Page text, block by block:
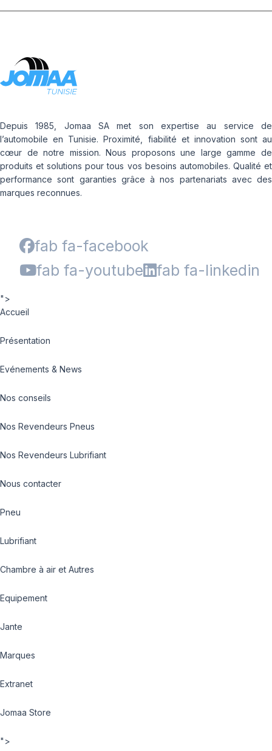
Depuis 1985, Jomaa SA met son expertise au service de
l’automobile en Tunisie. Proximité, fiabilité et innovation sont au
cœur de notre mission. Nous proposons une large gamme de
produits et solutions pour tous vos besoins automobiles. Qualité et
performance sont garanties grâce à nos partenariats avec des
marques reconnues.
fab fa-facebook
fab fa-youtube
fab fa-linkedin
">
Accueil
Présentation
Evénements & News
Nos conseils
Nos Revendeurs Pneus
Nos Revendeurs Lubrifiant
Nous contacter
Pneu
Lubrifiant
Chambre à air et Autres
Equipement
Jante
Marques
Extranet
Jomaa Store
">